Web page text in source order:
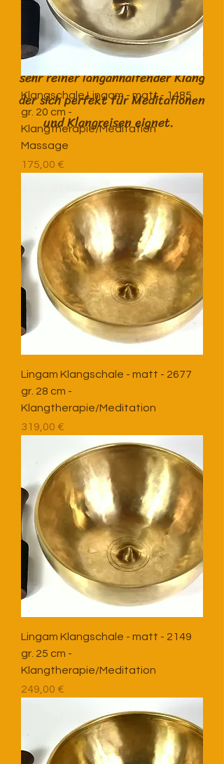
Die Lingam-Schalen sind sehr
dickwandig, dadurch entsteht ein
sehr reiner langanhaltender Klang
der sich perfekt für Meditationen
und Klangreisen eignet.
Klangschale Lingam - matt - 1485
gr. 20 cm -
Klangtherapie/Meditation
Massage
Preis
175,00 €
Lingam Klangschale - matt - 2677
gr. 28 cm -
Klangtherapie/Meditation
Preis
319,00 €
Lingam Klangschale - matt - 2149
gr. 25 cm -
Klangtherapie/Meditation
Preis
249,00 €